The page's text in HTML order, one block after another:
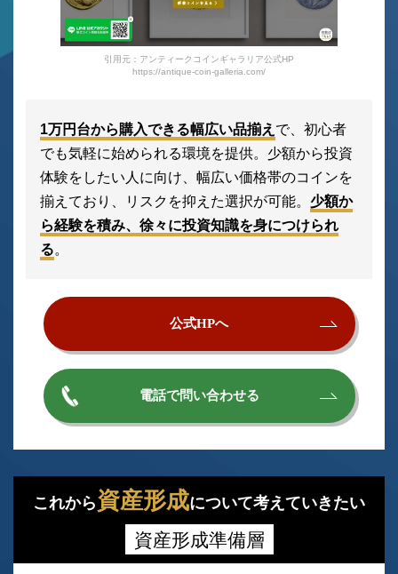
引用元：アンティークコインギャラリア公式HP
https://antique-coin-galleria.com/
1万円台から購入できる幅広い品揃え で、初心者
でも気軽に始められる環境を提供。少額から投資
体験をしたい人に向け、幅広い価格帯のコインを
揃えており、リスクを抑えた選択が可能。 少額か
ら経験を積み、徐々に投資知識を身につけられ
る。
公式HPへ
電話で問い合わせる
これから資産形成について考えていきたい
資産形成準備層